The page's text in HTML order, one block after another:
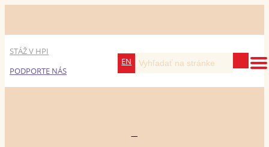
STÁŽ V HPI
PODPORTE NÁS
EN
—